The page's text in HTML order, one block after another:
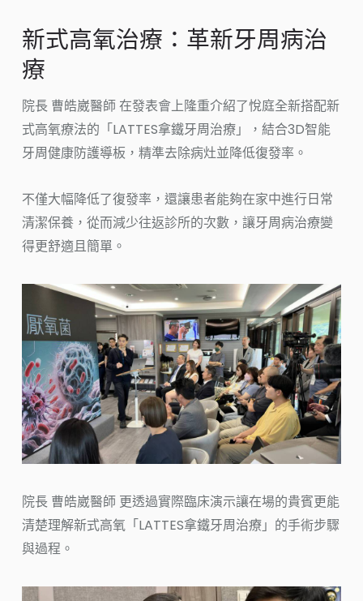
新式高氧治療：革新牙周病治
療
院長 曹皓崴醫師 在發表會上隆重介紹了悅庭全新搭配新
式高氧療法的「LATTES拿鐵牙周治療」，結合3D智能
牙周健康防護導板，精準去除病灶並降低復發率。
不僅大幅降低了復發率，還讓患者能夠在家中進行日常
清潔保養，從而減少往返診所的次數，讓牙周病治療變
得更舒適且簡單。
院長 曹皓崴醫師 更透過實際臨床演示讓在場的貴賓更能
清楚理解新式高氧「LATTES拿鐵牙周治療」的手術步驟
與過程。